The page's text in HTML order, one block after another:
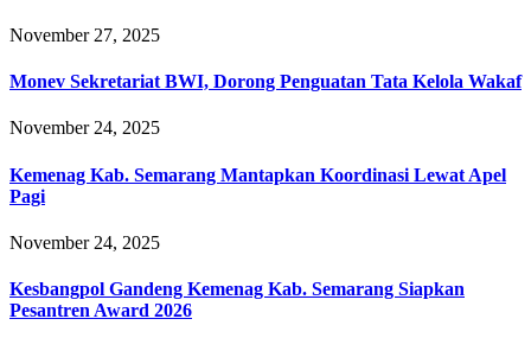
November 27, 2025
Monev Sekretariat BWI, Dorong Penguatan Tata Kelola Wakaf
November 24, 2025
Kemenag Kab. Semarang Mantapkan Koordinasi Lewat Apel
Pagi
November 24, 2025
Kesbangpol Gandeng Kemenag Kab. Semarang Siapkan
Pesantren Award 2026